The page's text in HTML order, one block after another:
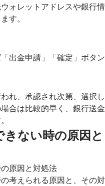
ォレットアドレスや銀行情
す。
出金申請」「確定」ボタン
れ、承認され次第、選択し
合は比較的早く、銀行送金
ない時の原因と
考えられる原因と、その対